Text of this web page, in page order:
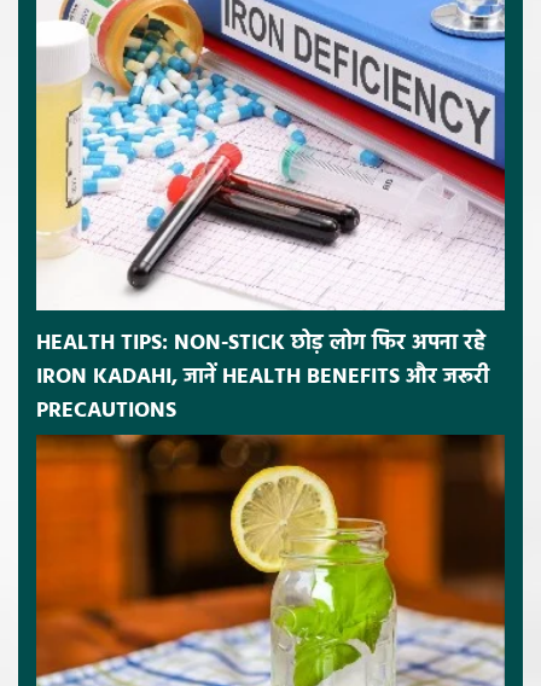
HEALTH TIPS: NON-STICK छोड़ लोग फिर अपना रहे
IRON KADAHI, जानें HEALTH BENEFITS और जरूरी
PRECAUTIONS